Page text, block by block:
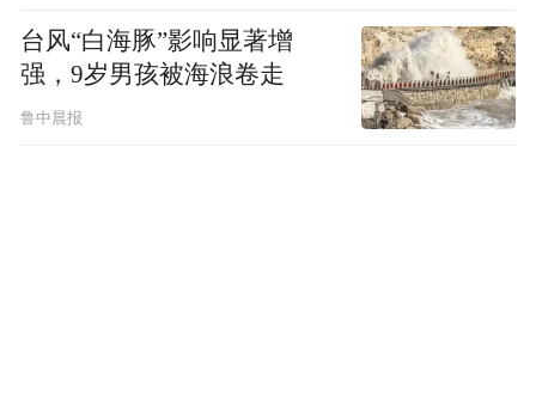
台风“白海豚”影响显著增
强，9岁男孩被海浪卷走
鲁中晨报